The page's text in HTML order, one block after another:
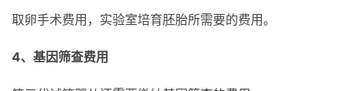
取卵手术费用，实验室培育胚胎所需要的费用。
4、基因筛查费用